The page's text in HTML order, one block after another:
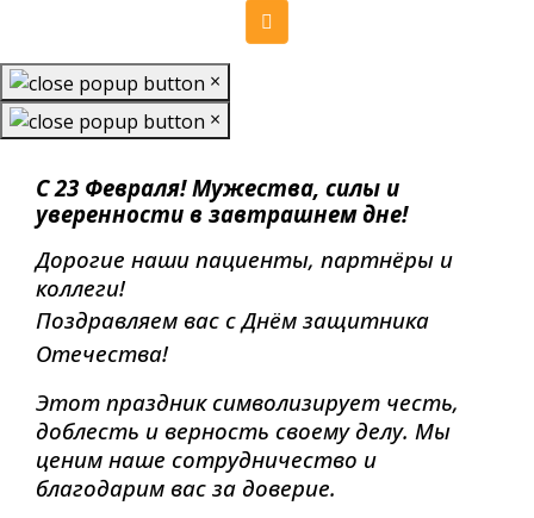
×
×
С 23 Февраля! Мужества, силы и
уверенности в завтрашнем дне!
Дорогие наши пациенты, партнёры и
коллеги!
Поздравляем вас с Днём защитника
Отечества!
Этот праздник символизирует честь,
доблесть и верность своему делу. Мы
ценим наше сотрудничество и
благодарим вас за доверие.